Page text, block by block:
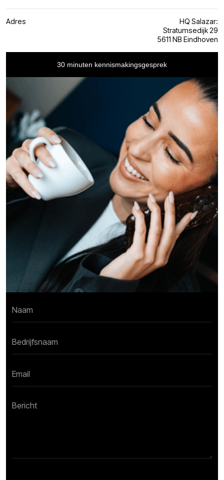
Adres
HQ Salazar:
Stratumsedijk 29
5611 NB Eindhoven
30 minuten kennismakingsgesprek